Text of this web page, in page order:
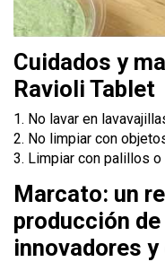
Cuidados y
Ravioli Tablet
1. No lavar en
2. No limpiar con
3. Limpiar con palillos o
Marcato: un
producción
innovadores